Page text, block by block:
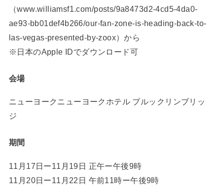
（www.williamsf1.com/posts/9a8473d2-4cd5-4da0-
ae93-bb01def4b266/our-fan-zone-is-heading-back-to-
las-vegas-presented-by-zoox）から
※日本のApple IDでダウンロード可
会場
ニューヨークニューヨークホテル ブルックリンブリッ
ジ
期間
11月17日ー11月19日 正午ー午後9時
11月20日ー11月22日 午前11時ー午後9時